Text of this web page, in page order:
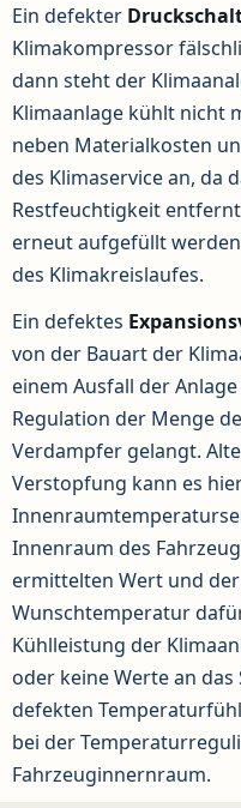
Ein defekter
Klimakompressor
dann steht der
Klimaanlage kühlt nicht
neben Materialkosten
des Klimaservice an, da
Restfeuchtigkeit
erneut aufgefüllt
des Klimakreislaufes.
Ein defektes
von der Bauart der
einem Ausfall der
Regulation der Menge
Verdampfer gelangt.
Verstopfung kann es
Innenraum des
ermittelten Wert und
Wunschtemperatur
Kühlleistung der
oder keine Werte an
defekten
bei der
Fahrzeuginnernraum.